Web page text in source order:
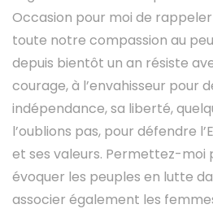
Occasion pour moi de
toute notre compassion au
depuis bientôt un an résiste
courage, à l’envahisseur pour
indépendance, sa liberté,
l’oublions pas, pour défendre
et ses valeurs. Permettez-moi
évoquer les peuples en lutte
associer également les